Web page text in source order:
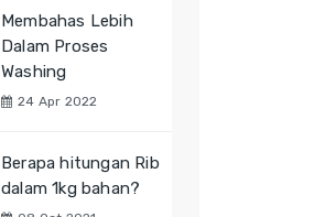
Membahas Lebih
Dalam Proses
Washing
24 Apr 2022
Berapa hitungan Rib
dalam 1kg bahan?